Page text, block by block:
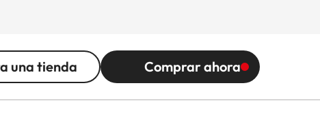
una tienda Comprar ahora